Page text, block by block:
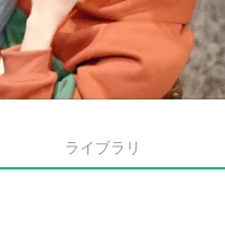
ライブラリ